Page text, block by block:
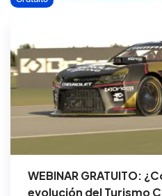
WEBINAR GRATUITO:
evolución del Turismo